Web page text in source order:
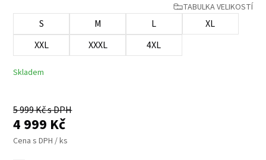
TABULKA VELIKOSTÍ
S M L
XL
XXL
XXXL 4XL
Skladem
5 999Kč s DPH
4 999 Kč
Cena s DPH / ks